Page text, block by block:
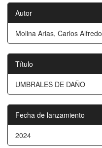
Autor
Molina Arias, Carlos Alfredo
Título
UMBRALES DE DAÑO
Fecha de lanzamiento
2024